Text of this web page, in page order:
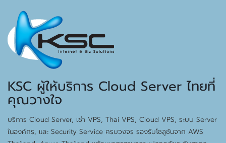
KSC ผู้ให้บริการ Cloud Server ไทยที่
คุณวางใจ
บริการ Cloud Server, เช่า VPS, Thai VPS, Cloud VPS, ระบบ Server
ในองค์กร, และ Security Service ครบวงจร รองรับโซลูชันจาก AWS